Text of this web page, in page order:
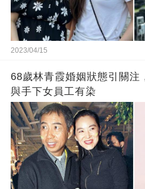
2023/04/15
68歲林青霞婚姻狀態引關注
與手下女員工有染